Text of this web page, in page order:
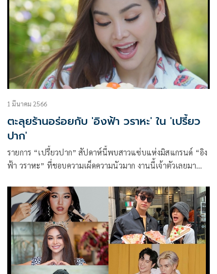
เนื่องจากความไม่ลงตัวของระยะเวลาในการเตรียมงาน
1 มีนาคม 2566
ตะลุยร้านอร่อยกับ 'อิงฟ้า วราหะ' ใน 'เปรี้ยว
ปาก'
รายการ “เปรี้ยวปาก” สัปดาห์นี้พบสาวแซ่บแห่งมิสแกรนด์ “อิง
ฟ้า วราหะ” ที่ชอบความเผ็ดความนัวมาก งานนี้เจ้าตัวเลยมา
ปลาแดกเลิศ@สายไหม” ปลาร้ายืนหนึ่งย่านสายใหม่ เมนูความ
แซ่บซี๊ดต้องมา ยำปูไข่ดอง ไข่แบบเต็ม มันๆ อีกหนึ่งเมนูโปรด
ของ “อิงฟ้า” ร้านอยู่ที่ ถนนเพิ่มสิน ตรงข้ามซอยเพิ่มสิน 60
เปิด 11.00 – 21.00 น. (หยุดทุกวันพุธ)